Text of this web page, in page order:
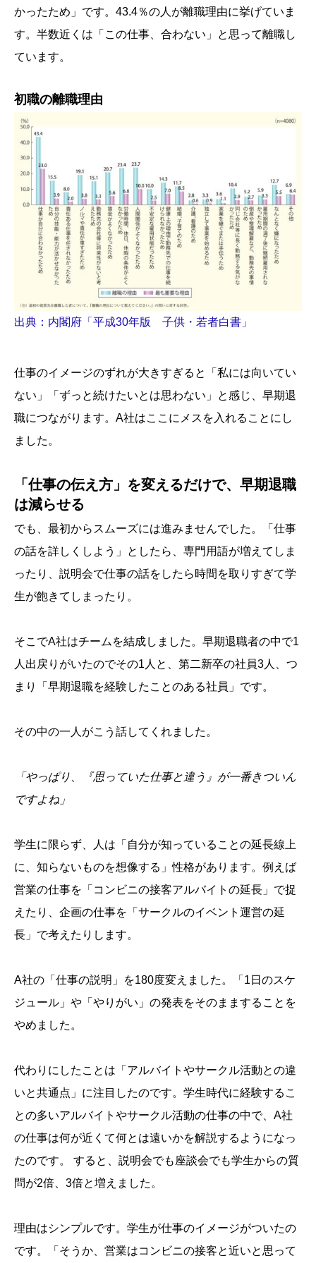
かったため」です。43.4％の人が離職理由に挙げていま
す。半数近くは「この仕事、合わない」と思って離職し
ています。
初職の離職理由
出典：内閣府「平成30年版 子供・若者白書」
仕事のイメージのずれが大きすぎると「私には向いてい
ない」「ずっと続けたいとは思わない」と感じ、早期退
職につながります。A社はここにメスを入れることにし
ました。
「仕事の伝え方」を変えるだけで、早期退職
は減らせる
でも、最初からスムーズには進みませんでした。「仕事
の話を詳しくしよう」としたら、専門用語が増えてしま
ったり、説明会で仕事の話をしたら時間を取りすぎて学
生が飽きてしまったり。
そこでA社はチームを結成しました。早期退職者の中で1
人出戻りがいたのでその1人と、第二新卒の社員3人、つ
まり「早期退職を経験したことのある社員」です。
その中の一人がこう話してくれました。
「やっぱり、『思っていた仕事と違う』が一番きついん
ですよね」
学生に限らず、人は「自分が知っていることの延長線上
に、知らないものを想像する」性格があります。例えば
営業の仕事を「コンビニの接客アルバイトの延長」で捉
えたり、企画の仕事を「サークルのイベント運営の延
長」で考えたりします。
A社の「仕事の説明」を180度変えました。「1日のスケ
ジュール」や「やりがい」の発表をそのまますることを
やめました。
代わりにしたことは「アルバイトやサークル活動との違
いと共通点」に注目したのです。学生時代に経験するこ
との多いアルバイトやサークル活動の仕事の中で、A社
の仕事は何が近くて何とは遠いかを解説するようになっ
たのです。 すると、説明会でも座談会でも学生からの質
問が2倍、3倍と増えました。
理由はシンプルです。学生が仕事のイメージがついたの
です。「そうか、営業はコンビニの接客と近いと思って